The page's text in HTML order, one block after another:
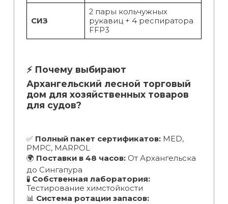
СИЗ
2 пары кольчужных
рукавиц + 4 респиратора
FFP3
⚡ Почему выбирают
Архангельский лесной торговый
дом для хозяйственных товаров
для судов?
✅ Полный пакет сертификатов:MED,
РМРС, MARPOL
🌍 Поставки в 48 часов:От Архангельска
до Сингапура
🧪 Собственная лаборатория:
Тестирование химстойкости
📊 Система ротации запасов: